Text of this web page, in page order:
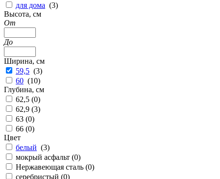
для дома (3)
Высота, см
От
До
Ширина, см
59,5 (3)
60 (10)
Глубина, см
62,5 (0)
62,9 (3)
63 (0)
66 (0)
Цвет
белый (3)
мокрый асфальт (0)
Нержавеющая сталь (0)
серебристый (0)